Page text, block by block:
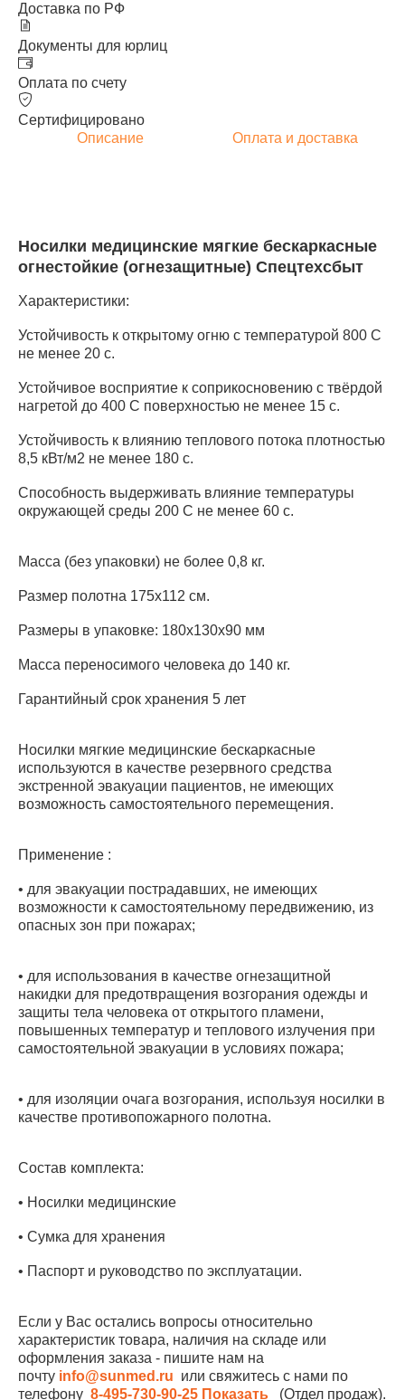
Доставка по РФ
Документы для юрлиц
Оплата по счету
Сертифицировано
Описание
Оплата и доставка
Носилки медицинские мягкие бескаркасные
огнестойкие (огнезащитные) Спецтехсбыт
Характеристики:
Устойчивость к открытому огню с температурой 800 С
не менее 20 с.
Устойчивое восприятие к соприкосновению с твёрдой
нагретой до 400 С поверхностью не менее 15 с.
Устойчивость к влиянию теплового потока плотностью
8,5 кВт/м2 не менее 180 с.
Способность выдерживать влияние температуры
окружающей среды 200 С не менее 60 с.
Масса (без упаковки) не более 0,8 кг.
Размер полотна 175х112 см.
Размеры в упаковке: 180х130х90 мм
Масса переносимого человека до 140 кг.
Гарантийный срок хранения 5 лет
Носилки мягкие медицинские бескаркасные
используются в качестве резервного средства
экстренной эвакуации пациентов, не имеющих
возможность самостоятельного перемещения.
Применение :
• для эвакуации пострадавших, не имеющих
возможности к самостоятельному передвижению, из
опасных зон при пожарах;
• для использования в качестве огнезащитной
накидки для предотвращения возгорания одежды и
защиты тела человека от открытого пламени,
повышенных температур и теплового излучения при
самостоятельной эвакуации в условиях пожара;
• для изоляции очага возгорания, используя носилки в
качестве противопожарного полотна.
Состав комплекта:
• Носилки медицинские
• Сумка для хранения
• Паспорт и руководство по эксплуатации.
Если у Вас остались вопросы относительно
характеристик товара, наличия на складе или
оформления заказа - пишите нам на
почту info@sunmed.ru или свяжитесь с нами по
телефону 8-495-730-90-25 Показать (Отдел продаж).